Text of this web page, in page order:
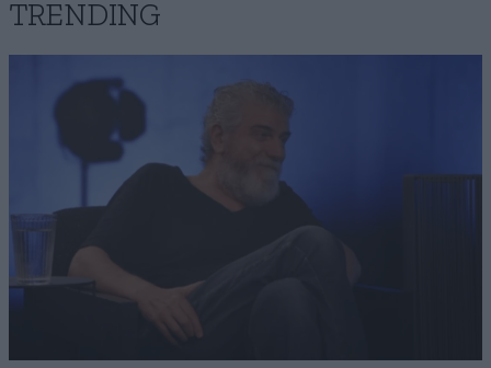
TRENDING